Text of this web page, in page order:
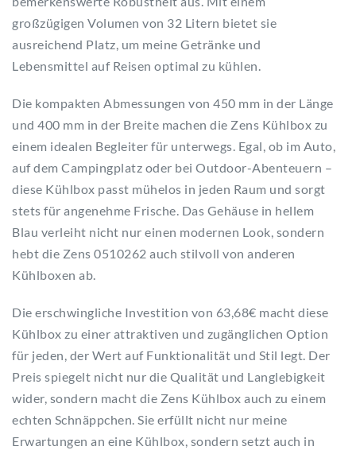
großzügigen Volumen von 32 Litern bietet sie
ausreichend Platz, um meine Getränke und
Lebensmittel auf Reisen optimal zu kühlen.
Die kompakten Abmessungen von 450 mm in der Länge
und 400 mm in der Breite machen die Zens Kühlbox zu
einem idealen Begleiter für unterwegs. Egal, ob im Auto,
auf dem Campingplatz oder bei Outdoor-Abenteuern –
diese Kühlbox passt mühelos in jeden Raum und sorgt
stets für angenehme Frische. Das Gehäuse in hellem
Blau verleiht nicht nur einen modernen Look, sondern
hebt die Zens 0510262 auch stilvoll von anderen
Kühlboxen ab.
Die erschwingliche Investition von 63,68€ macht diese
Kühlbox zu einer attraktiven und zugänglichen Option
für jeden, der Wert auf Funktionalität und Stil legt. Der
Preis spiegelt nicht nur die Qualität und Langlebigkeit
wider, sondern macht die Zens Kühlbox auch zu einem
echten Schnäppchen. Sie erfüllt nicht nur meine
Erwartungen an eine Kühlbox, sondern setzt auch in